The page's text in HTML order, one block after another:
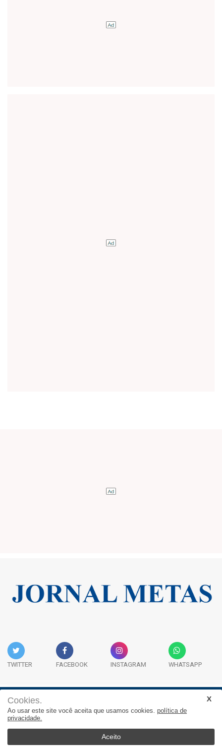
TWITTER FACEBOOK INSTAGRAM WHATSAPP
JORNAL METAS - Rua São José, 253, Sala 302, Centro
Empresarial Atitude - (47) 3332 1620
Cookies.
Ao usar este site você aceita que usamos cookies. política de
privacidade.
Aceito